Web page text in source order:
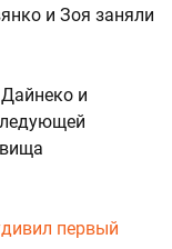
и Зоя заняли
и
первый